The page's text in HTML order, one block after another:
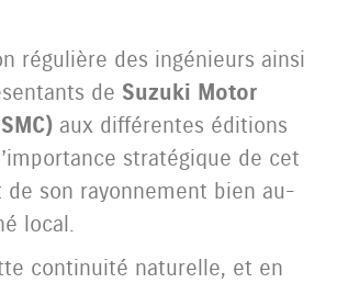
régulière des ingénieurs ainsi
de Suzuki Motor
aux différentes éditions
stratégique de cet
son rayonnement bien au-
local.
continuité naturelle, et en